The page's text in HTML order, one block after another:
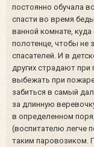
постоянно обучала
спасти во время
ванной комнате,
полотенце, чтобы не
спасателей. И в
других страдают
выбежать при
забиться в самый
за длинную
в определенном
(воспитателю легче
таким паровозиком.